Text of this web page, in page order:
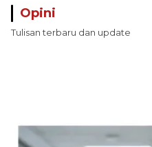
Opini
Tulisan terbaru dan update